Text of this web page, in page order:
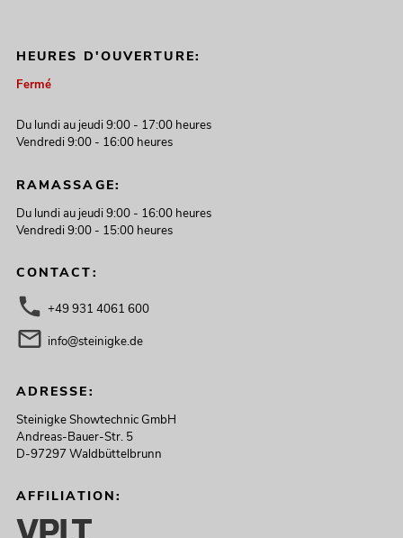
HEURES D'OUVERTURE:
Fermé
Du lundi au jeudi 9:00 - 17:00 heures
Vendredi 9:00 - 16:00 heures
RAMASSAGE:
Du lundi au jeudi 9:00 - 16:00 heures
Vendredi 9:00 - 15:00 heures
CONTACT:
+49 931 4061 600
info@steinigke.de
ADRESSE:
Steinigke Showtechnic GmbH
Andreas-Bauer-Str. 5
D-97297 Waldbüttelbrunn
AFFILIATION: